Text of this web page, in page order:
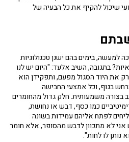
שיכול להקיף את כל הבעיה של
למעשה, בימים בהם ישנן טכנולוגיות
בתגובה, השיב אלעד: "היום יש לנו
את היוד הסגול מפעם, ותפקידן הוא
בגוף, וכל אמצעי החבישה
בצורה משמעותית. חלק גדול מהחומרים
כמו כסף, דבש או נחושת,
לפתח אליהם עמידות בשונה
אני לא מתכוון לדבש מהסופר, אלא חומר
נותן לו לחות".